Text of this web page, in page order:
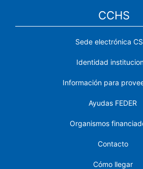
CCHS
Sede electrónica
Identidad
Información para
Ayudas FEDER
Organismos
Contacto
Cómo llegar